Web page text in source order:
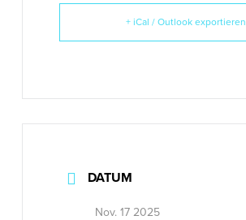
+ iCal / Outlook exportieren
DATUM
Nov. 17 2025